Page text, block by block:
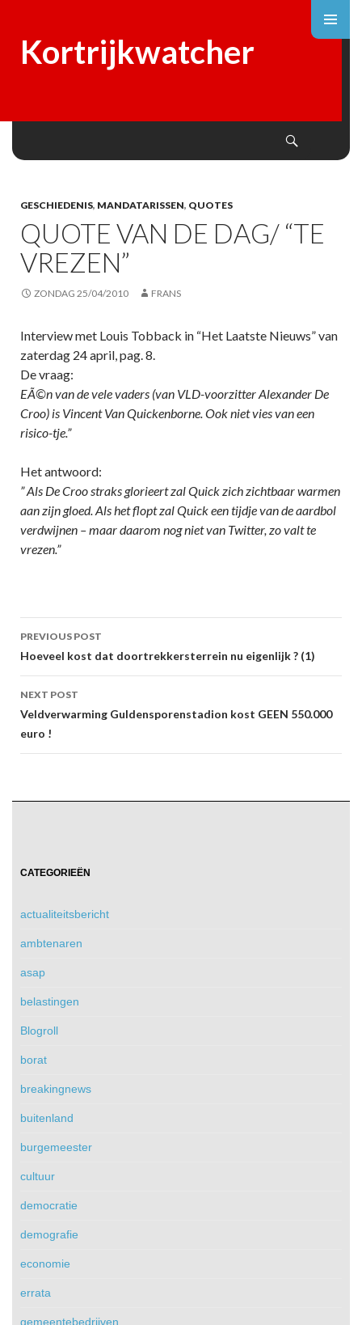
Kortrijkwatcher
GESCHIEDENIS, MANDATARISSEN, QUOTES
QUOTE VAN DE DAG/ “TE
VREZEN”
ZONDAG 25/04/2010 FRANS
Interview met Louis Tobback in “Het Laatste Nieuws” van
zaterdag 24 april, pag. 8.
De vraag:
EÃ©n van de vele vaders (van VLD-voorzitter Alexander De
Croo) is Vincent Van Quickenborne. Ook niet vies van een
risico-tje.”
Het antwoord:
” Als De Croo straks glorieert zal Quick zich zichtbaar warmen
aan zijn gloed. Als het flopt zal Quick een tijdje van de aardbol
verdwijnen – maar daarom nog niet van Twitter, zo valt te
vrezen.”
Post
navigation
PREVIOUS POST
Hoeveel kost dat doortrekkersterrein nu eigenlijk ? (1)
NEXT POST
Veldverwarming Guldensporenstadion kost GEEN 550.000
euro !
CATEGORIEËN
actualiteitsbericht
ambtenaren
asap
belastingen
Blogroll
borat
breakingnews
buitenland
burgemeester
cultuur
democratie
demografie
economie
errata
gemeentebedrijven